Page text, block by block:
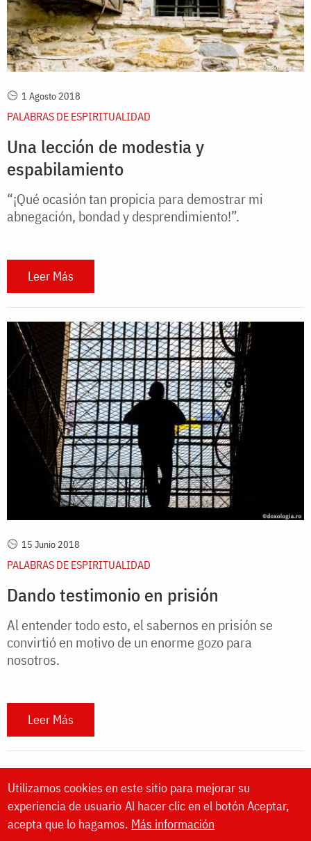
1 Agosto 2018
PALABRAS DE ESPIRITUALIDAD
Una lección de modestia y
espabilamiento
“¡Qué ocasión tan propicia para demostrar mi
abnegación, bondad y desprendimiento!”.
Leer Más
15 Junio 2018
PALABRAS DE ESPIRITUALIDAD
Dando testimonio en prisión
Al entender todo esto, el sabernos en prisión se
convirtió en motivo de un enorme gozo para
nosotros.
Leer Más
Utilizamos cookies en este sitio para mejorar su
experiencia de usuario Al hacer clic en el botón Aceptar,
acepta que lo hagamos. Más información